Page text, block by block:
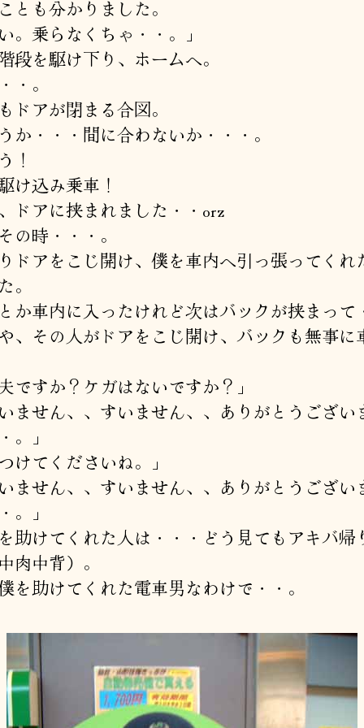
とも分かりました。
。乗らなくちゃ・・。」
段を駆け下り、ホームへ。
・。
ドアが閉まる合図。
か・・・間に合わないか・・・。
！
け込み乗車！
ドアに挟まれました・・orz
の時・・・。
ドアをこじ開け、僕を車内へ引っ張ってくれ
。
か車内に入ったけれど次はバックが挟まって
、その人がドアをこじ開け、バックも無事に
ですか？ケガはないですか？」
ません、、すいません、、ありがとうござい
。」
けてくださいね。」
ません、、すいません、、ありがとうござい
。」
助けてくれた人は・・・どう見てもアキバ帰
肉中背）。
を助けてくれた電車男なわけで・・。